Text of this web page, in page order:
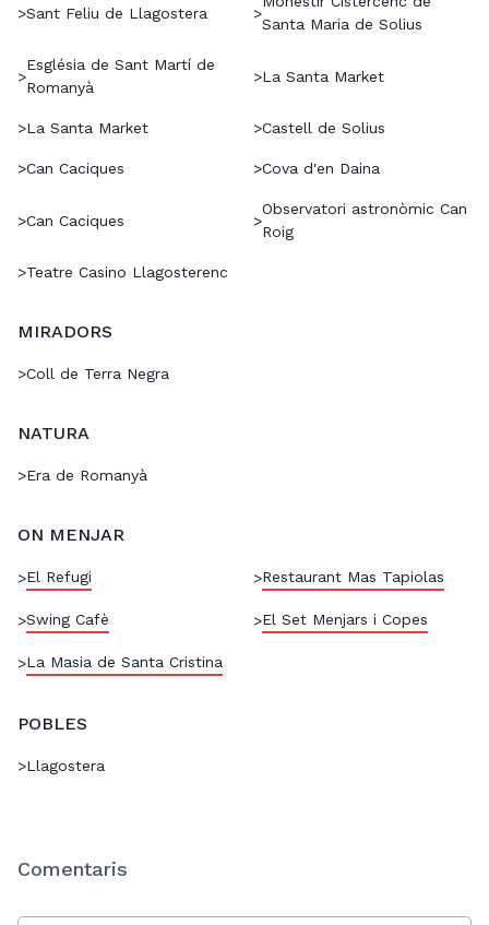
>Sant Feliu de Llagostera >
Santa Maria de Solius
>
Església de Sant Martí de
Romanyà
>La Santa Market
>La Santa Market >Castell de Solius
>Can Caciques >Cova d'en Daina
>Can Caciques >
Observatori astronòmic Can
Roig
>Teatre Casino Llagosterenc
MIRADORS
>Coll de Terra Negra
NATURA
>Era de Romanyà
ON MENJAR
>El Refugi >Restaurant Mas Tapiolas
>Swing Cafè >El Set Menjars i Copes
>La Masia de Santa Cristina
POBLES
>Llagostera
Comentaris